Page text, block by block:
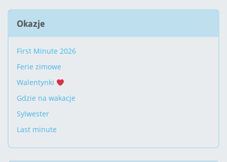
Okazje
First Minute 2026
Ferie zimowe
Walentynki
Gdzie na wakacje
Sylwester
Last minute